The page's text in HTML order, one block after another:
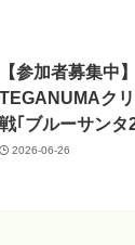
【参加者募集中
TEGANUMAク
戦｢ブルーサンタ
2026-06-26